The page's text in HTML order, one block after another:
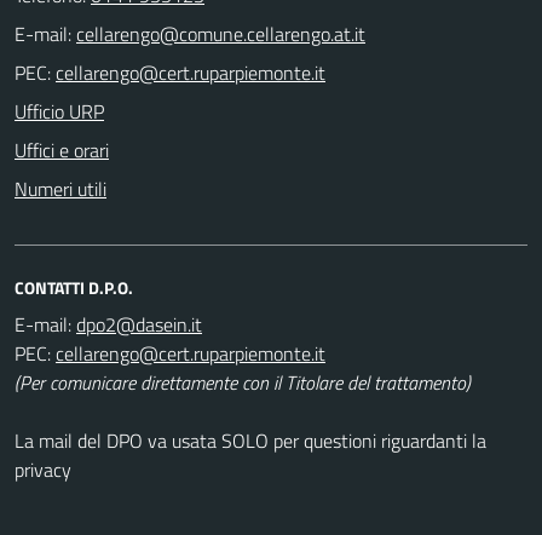
E-mail:
PEC:
Ufficio URP
Uffici e orari
Numeri utili
CONTATTI D.P.O.
E-mail:
PEC:
(Per comunicare direttamente con il Titolare del trattamento)
La mail del DPO va usata SOLO per questioni riguardanti la
privacy